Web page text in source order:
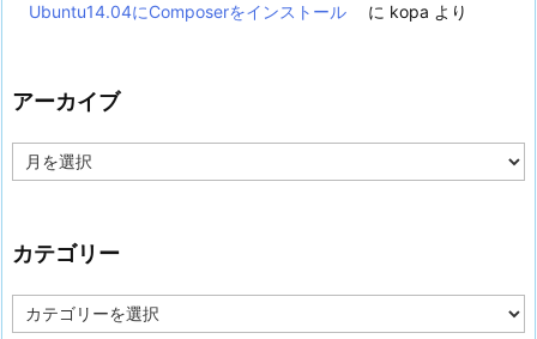
Ubuntu14.04にComposerをインストール
に kopa より
アーカイブ
ー
ブ
カテゴリー
テ